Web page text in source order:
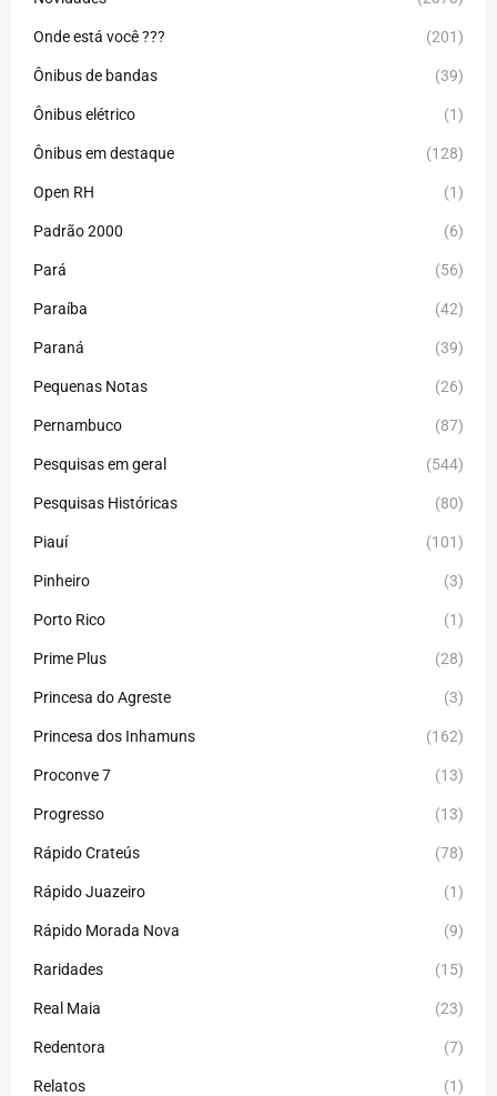
Onde está você ??? (201)
Ônibus de bandas (39)
Ônibus elétrico (1)
Ônibus em destaque (128)
Open RH (1)
Padrão 2000 (6)
Pará (56)
Paraíba (42)
Paraná (39)
Pequenas Notas (26)
Pernambuco (87)
Pesquisas em geral (544)
Pesquisas Históricas (80)
Piauí (101)
Pinheiro (3)
Porto Rico (1)
Prime Plus (28)
Princesa do Agreste (3)
Princesa dos Inhamuns (162)
Proconve 7 (13)
Progresso (13)
Rápido Crateús (78)
Rápido Juazeiro (1)
Rápido Morada Nova (9)
Raridades (15)
Real Maia (23)
Redentora (7)
Relatos (1)